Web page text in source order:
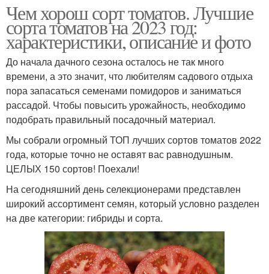
Чем хорош сорт томатов. Лучшие
сорта томатов на 2023 год:
характеристики, описание и фото
До начала дачного сезона осталось не так много
времени, а это значит, что любителям садового отдыха
пора запасаться семенами помидоров и заниматься
рассадой. Чтобы повысить урожайность, необходимо
подобрать правильный посадочный материал.
Мы собрали огромный ТОП лучших сортов томатов 2022
года, которые точно не оставят вас равнодушным.
ЦЕЛЫХ 150 сортов! Поехали!
На сегодняшний день селекционерами представлен
широкий ассортимент семян, который условно разделен
на две категории: гибриды и сорта.